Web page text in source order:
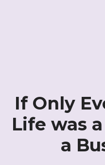
If Only
Life was
a